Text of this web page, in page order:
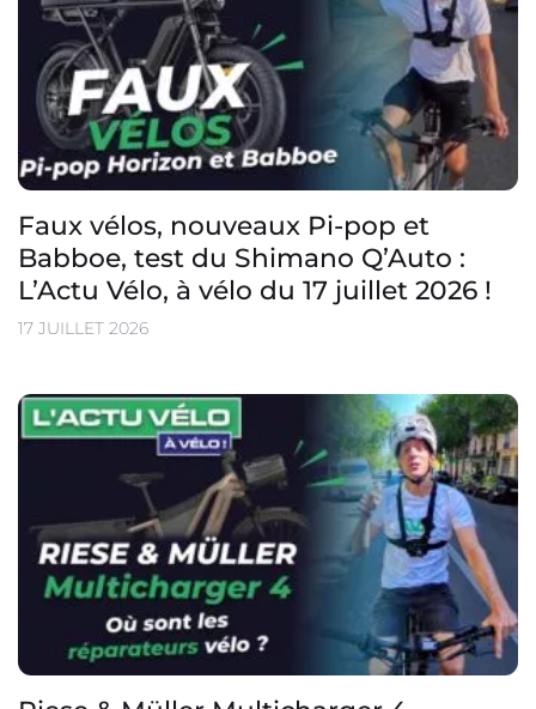
Faux vélos, nouveaux Pi-pop et
Babboe, test du Shimano Q’Auto :
L’Actu Vélo, à vélo du 17 juillet 2026 !
17 JUILLET 2026